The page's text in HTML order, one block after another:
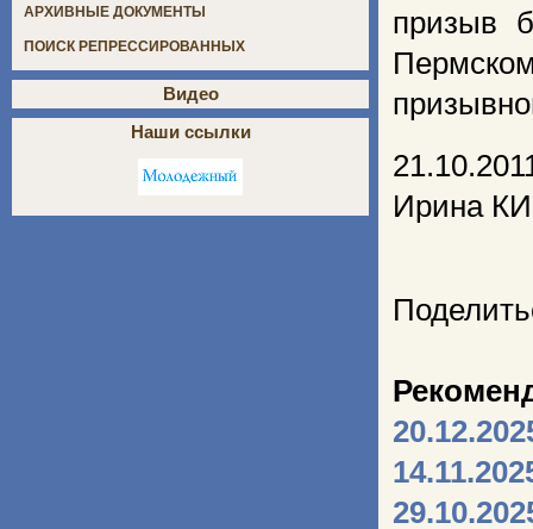
призыв
Ирина
АРХИВНЫЕ ДОКУМЕНТЫ
ПОИСК РЕПРЕССИРОВАННЫХ
Видео
Наши ссылки